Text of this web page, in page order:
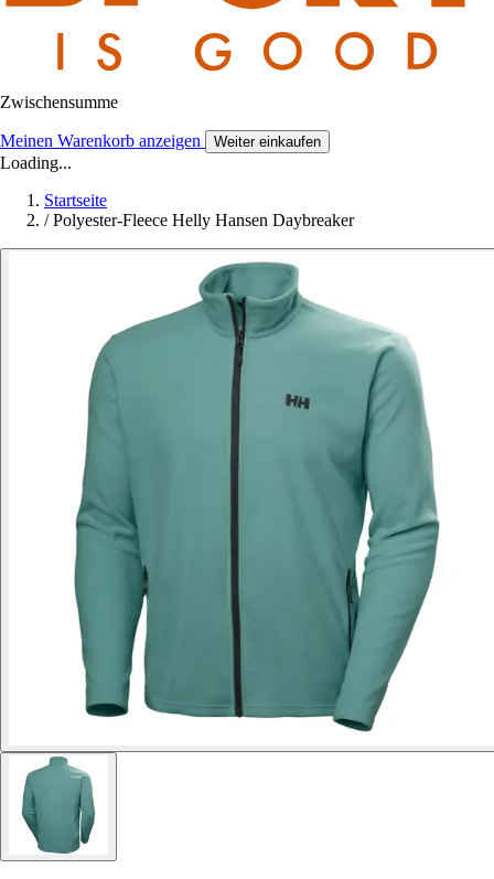
Zwischensumme
Meinen Warenkorb anzeigen Weiter einkaufen
Loading...
Startseite
/ Polyester-Fleece Helly Hansen Daybreaker